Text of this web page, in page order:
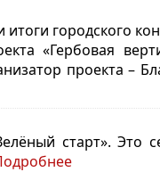
городского
«Гербовая
проекта –
старт». Это